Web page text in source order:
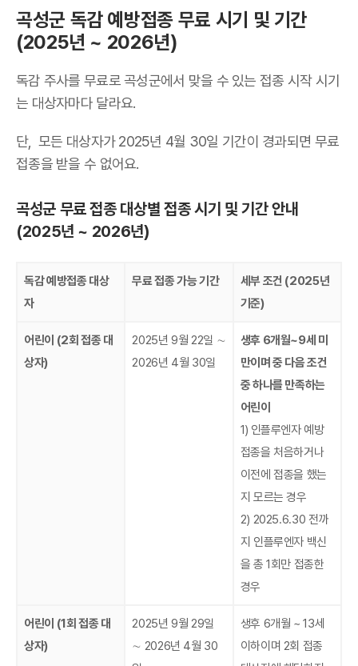
곡성군 독감 예방접종 무료 시기 및 기간
(2025년 ~ 2026년)
독감 주사를 무료로 곡성군에서 맞을 수 있는 접종 시작 시기
는 대상자마다 달라요.
단, 모든 대상자가 2025년 4월 30일 기간이 경과되면 무료
접종을 받을 수 없어요.
곡성군 무료 접종 대상별 접종 시기 및 기간 안내
(2025년 ~ 2026년)
독감 예방접종 대상
자
무료 접종 가능 기간
세부 조건 (2025년
기준)
어린이 (2회 접종 대
상자)
2025년 9월 22일 ∼
2026년 4월 30일
생후 6개월~9세 미
만이며 중 다음 조건
중 하나를 만족하는
어린이
1) 인플루엔자 예방
접종을 처음하거나
이전에 접종을 했는
지 모르는 경우
2) 2025.6.30 전까
지 인플루엔자 백신
을 총 1회만 접종한
경우
어린이 (1회 접종 대
상자)
2025년 9월 29일
∼ 2026년 4월 30
생후 6개월 ~ 13세
이하이며 2회 접종